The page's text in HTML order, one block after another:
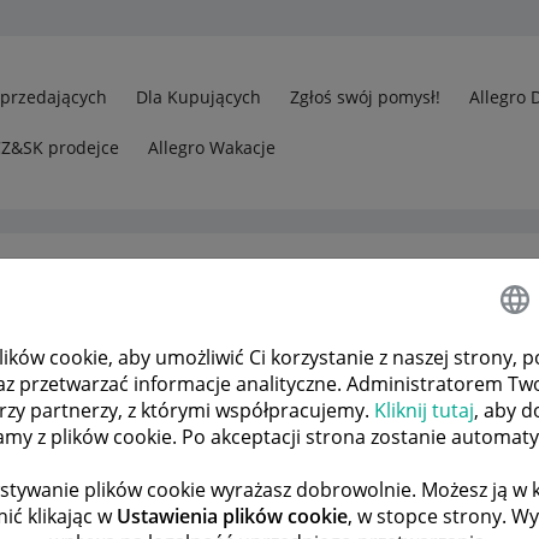
cookie, aby umożliwić Ci korzystanie z naszej strony,
przetwarzać informacje analityczne. Administratorem
partnerzy, z którymi współpracujemy. Kliknij tutaj, aby
z plików cookie. Po akceptacji strona zostanie
plików cookie wyrażasz dobrowolnie. Możesz ją w
klikając wUstawienia plików cookie, w stopce strony.
Dla Kupujących Zgłoś swój pomysł! Allegro
prodejce Allegro Wakacje
Wyszukiwarka w danych o producentach
POPRZEDNIA NASTĘPNA